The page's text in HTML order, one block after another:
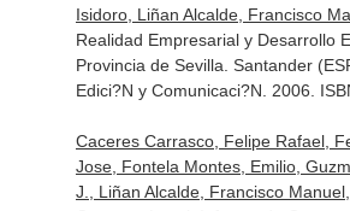
Isidoro, Liñan Alcalde, Francisco
Realidad Empresarial y Desarrollo
Provincia de Sevilla. Santander
Edici?N y Comunicaci?N. 2006.
Caceres Carrasco, Felipe Rafael,
Jose, Fontela Montes, Emilio,
J., Liñan Alcalde, Francisco